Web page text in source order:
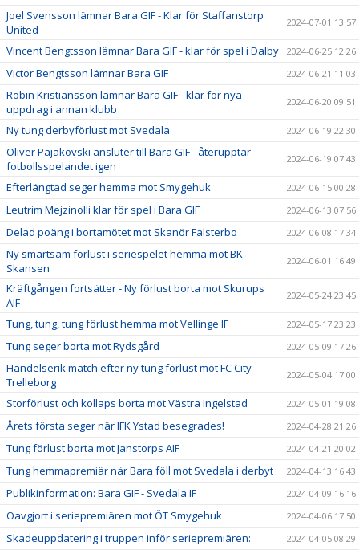
Joel Svensson lämnar Bara GIF - Klar för Staffanstorp
United
2024-07-01 13:57
Vincent Bengtsson lämnar Bara GIF - klar för spel i Dalby 2024-06-25 12:26
Victor Bengtsson lämnar Bara GIF 2024-06-21 11:03
Robin Kristiansson lämnar Bara GIF - klar för nya
uppdrag i annan klubb
2024-06-20 09:51
Ny tung derbyförlust mot Svedala 2024-06-19 22:30
Oliver Pajakovski ansluter till Bara GIF - återupptar
fotbollsspelandet igen
2024-06-19 07:43
Efterlängtad seger hemma mot Smygehuk 2024-06-15 00:28
Leutrim Mejzinolli klar för spel i Bara GIF 2024-06-13 07:56
Delad poäng i bortamötet mot Skanör Falsterbo 2024-06-08 17:34
Ny smärtsam förlust i seriespelet hemma mot BK
Skansen
2024-06-01 16:49
Kräftgången fortsätter - Ny förlust borta mot Skurups
AIF
2024-05-24 23:45
Tung, tung, tung förlust hemma mot Vellinge IF 2024-05-17 23:23
Tung seger borta mot Rydsgård 2024-05-09 17:26
Händelserik match efter ny tung förlust mot FC City
Trelleborg
2024-05-04 17:00
Storförlust och kollaps borta mot Västra Ingelstad 2024-05-01 19:08
Årets första seger när IFK Ystad besegrades! 2024-04-28 21:26
Tung förlust borta mot Janstorps AIF 2024-04-21 20:02
Tung hemmapremiär när Bara föll mot Svedala i derbyt 2024-04-13 16:43
Publikinformation: Bara GIF - Svedala IF 2024-04-09 16:16
Oavgjort i seriepremiären mot ÖT Smygehuk 2024-04-06 17:50
Skadeuppdatering i truppen inför seriepremiären: 2024-04-05 08:29